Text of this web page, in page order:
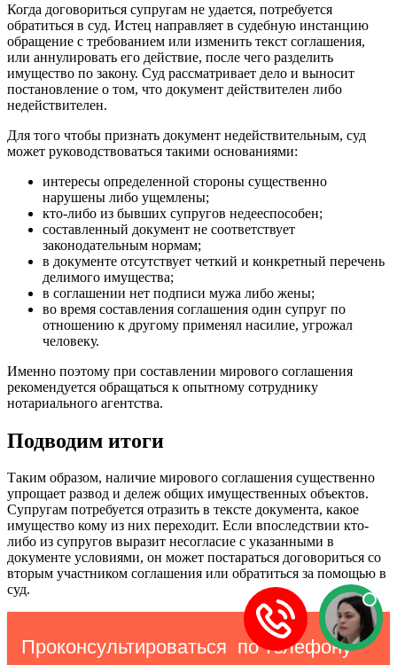
Когда договориться супругам не удается, потребуется
обратиться в суд. Истец направляет в судебную инстанцию
обращение с требованием или изменить текст соглашения,
или аннулировать его действие, после чего разделить
имущество по закону. Суд рассматривает дело и выносит
постановление о том, что документ действителен либо
недействителен.
Для того чтобы признать документ недействительным, суд
может руководствоваться такими основаниями:
интересы определенной стороны существенно
нарушены либо ущемлены;
кто-либо из бывших супругов недееспособен;
составленный документ не соответствует
законодательным нормам;
в документе отсутствует четкий и конкретный перечень
делимого имущества;
в соглашении нет подписи мужа либо жены;
во время составления соглашения один супруг по
отношению к другому применял насилие, угрожал
человеку.
Именно поэтому при составлении мирового соглашения
рекомендуется обращаться к опытному сотруднику
нотариального агентства.
Подводим итоги
Таким образом, наличие мирового соглашения существенно
упрощает развод и дележ общих имущественных объектов.
Супругам потребуется отразить в тексте документа, какое
имущество кому из них переходит. Если впоследствии кто-
либо из супругов выразит несогласие с указанными в
документе условиями, он может постараться договориться со
вторым участником соглашения или обратиться за помощью в
суд.